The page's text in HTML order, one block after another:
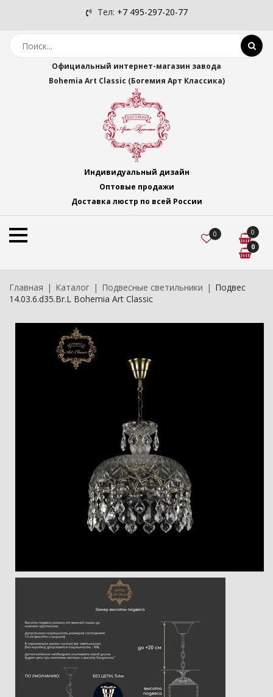
Тел: +7 495-297-20-77
Официальный интернет-магазин завода
Bohemia Art Classic (Богемия Арт Классика)
Индивидуальный дизайн
Оптовые продажи
Доставка люстр по всей России
0
0
0
Главная Каталог Подвесные светильники
Подвес
14.03.6.d35.Br.L Bohemia Art Classic